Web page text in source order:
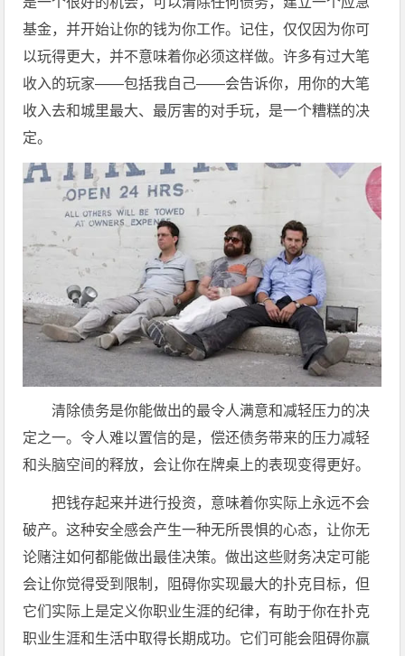
基金，并开始让你的钱为你工作。记住，仅仅因为你可
以玩得更大，并不意味着你必须这样做。许多有过大笔
收入的玩家——包括我自己——会告诉你，用你的大笔
收入去和城里最大、最厉害的对手玩，是一个糟糕的决
定。
清除债务是你能做出的最令人满意和减轻压力的决
定之一。令人难以置信的是，偿还债务带来的压力减轻
和头脑空间的释放，会让你在牌桌上的表现变得更好。
把钱存起来并进行投资，意味着你实际上永远不会
破产。这种安全感会产生一种无所畏惧的心态，让你无
论赌注如何都能做出最佳决策。做出这些财务决定可能
会让你觉得受到限制，阻碍你实现最大的扑克目标，但
它们实际上是定义你职业生涯的纪律，有助于你在扑克
职业生涯和生活中取得长期成功。它们可能会阻碍你赢